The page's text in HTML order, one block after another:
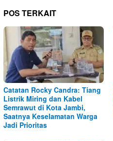
POS TERKAIT
Catatan Rocky Candra: Tiang
Listrik Miring dan Kabel
Semrawut di Kota Jambi,
Saatnya Keselamatan Warga
Jadi Prioritas